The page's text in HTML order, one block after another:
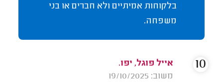
בלקוחות אמיתיים ולא חברים או בני
משפחה.
אייל פוגל, יפו.
משוב: 19/10/2025
10